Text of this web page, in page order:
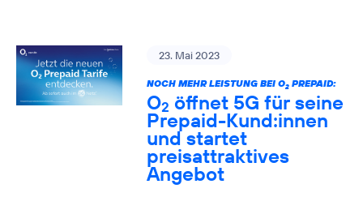
23. Mai 2023
NOCH MEHR LEISTUNG BEI O2PREPAID:
O2 öffnet 5G für seine
Prepaid-Kund:innen
und startet
preisattraktives
Angebot